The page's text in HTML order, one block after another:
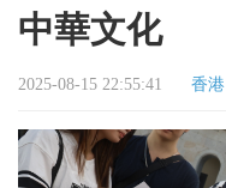
中華文化
2025-08-15 22:55:41 香港